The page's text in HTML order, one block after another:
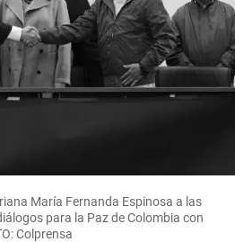
María Fernanda Espinosa a las
para la Paz de Colombia con
Colprensa